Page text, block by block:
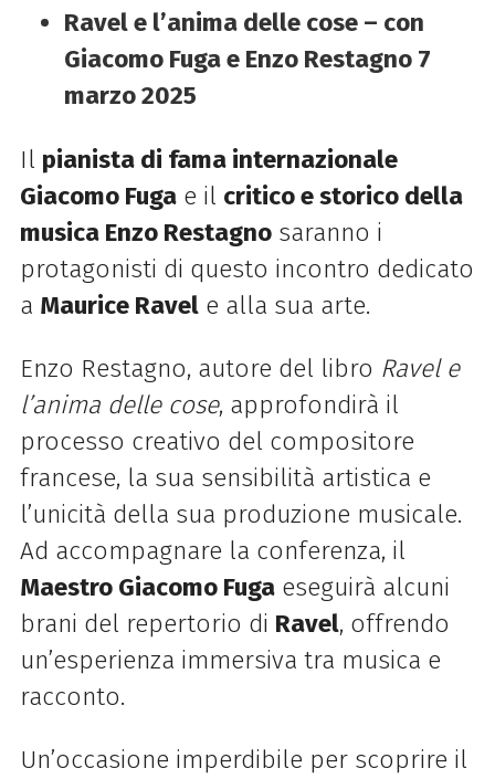
Ravel e l’anima delle cose – con
Giacomo Fuga e Enzo Restagno 7
marzo 2025
Il pianista di fama internazionale
Giacomo Fugae il critico e storico della
musica Enzo Restagnosaranno i
protagonisti di questo incontro dedicato
a Maurice Ravele alla sua arte.
Enzo Restagno, autore del libro Ravel e
l’anima delle cose, approfondirà il
processo creativo del compositore
francese, la sua sensibilità artistica e
l’unicità della sua produzione musicale.
Ad accompagnare la conferenza, il
Maestro Giacomo Fugaeseguirà alcuni
brani del repertorio di Ravel, offrendo
un’esperienza immersiva tra musica e
racconto.
Un’occasione imperdibile per scoprire il